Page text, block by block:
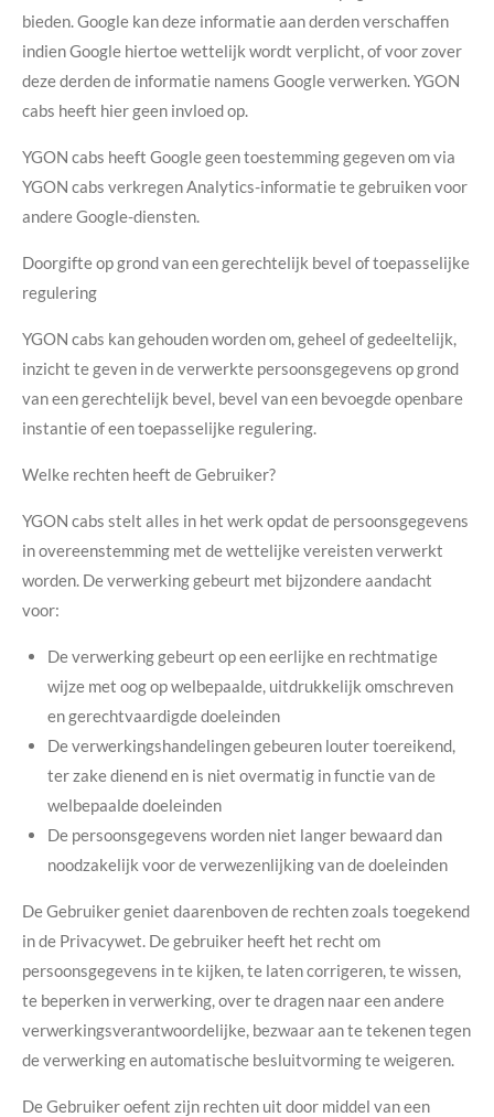
bieden. Google kan deze informatie aan derden verschaffen
indien Google hiertoe wettelijk wordt verplicht, of voor zover
deze derden de informatie namens Google verwerken. YGON
cabs heeft hier geen invloed op.
YGON cabs heeft Google geen toestemming gegeven om via
YGON cabs verkregen Analytics-informatie te gebruiken voor
andere Google-diensten.
Doorgifte op grond van een gerechtelijk bevel of toepasselijke
regulering
YGON cabs kan gehouden worden om, geheel of gedeeltelijk,
inzicht te geven in de verwerkte persoonsgegevens op grond
van een gerechtelijk bevel, bevel van een bevoegde openbare
instantie of een toepasselijke regulering.
Welke rechten heeft de Gebruiker?
YGON cabs stelt alles in het werk opdat de persoonsgegevens
in overeenstemming met de wettelijke vereisten verwerkt
worden. De verwerking gebeurt met bijzondere aandacht
voor:
De verwerking gebeurt op een eerlijke en rechtmatige
wijze met oog op welbepaalde, uitdrukkelijk omschreven
en gerechtvaardigde doeleinden
De verwerkingshandelingen gebeuren louter toereikend,
ter zake dienend en is niet overmatig in functie van de
welbepaalde doeleinden
De persoonsgegevens worden niet langer bewaard dan
noodzakelijk voor de verwezenlijking van de doeleinden
De Gebruiker geniet daarenboven de rechten zoals toegekend
in de Privacywet. De gebruiker heeft het recht om
persoonsgegevens in te kijken, te laten corrigeren, te wissen,
te beperken in verwerking, over te dragen naar een andere
verwerkingsverantwoordelijke, bezwaar aan te tekenen tegen
de verwerking en automatische besluitvorming te weigeren.
De Gebruiker oefent zijn rechten uit door middel van een